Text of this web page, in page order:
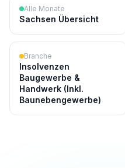
Alle Monate
Sachsen Übersicht
Branche
Insolvenzen
Baugewerbe &
Handwerk (Inkl.
Baunebengewerbe)